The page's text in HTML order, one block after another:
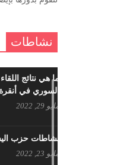
ننساك – خالد
نشاطات
ما هي نتائج
السوري في
مايو 29, 2022
نشاطات حزب
مايو 23, 2022